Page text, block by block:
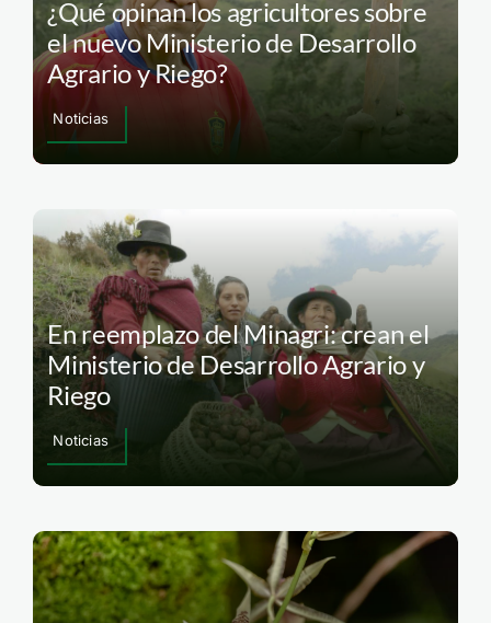
¿Qué opinan los agricultores sobre
el nuevo Ministerio de Desarrollo
Agrario y Riego?
Noticias
En reemplazo del Minagri: crean el
Ministerio de Desarrollo Agrario y
Riego
Noticias